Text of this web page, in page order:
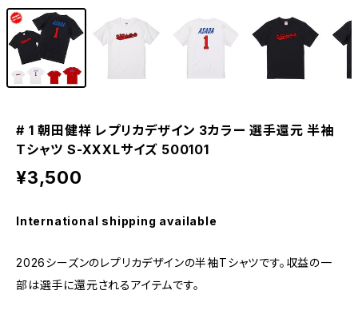
# 1 朝田健祥 レプリカデザイン 3カラー 選手還元 半袖
Tシャツ S-XXXLサイズ 500101
¥3,500
International shipping available
2026シーズンのレプリカデザインの半袖Tシャツです。収益の一
部は選手に還元されるアイテムです。